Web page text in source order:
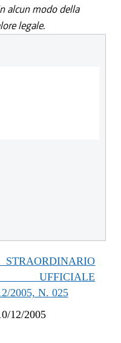
alcun modo della
legale.
UFFICIALE
2005, N. 025
12/2005